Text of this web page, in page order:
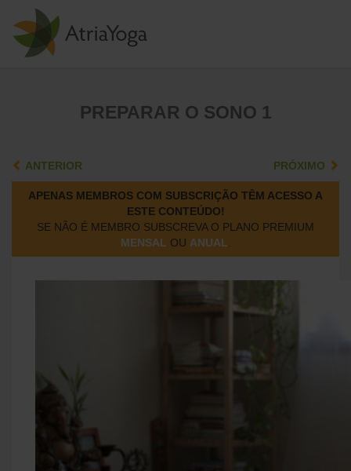
PREPARAR O SONO 1
ANTERIOR PRÓXIMO
APENAS MEMBROS COM SUBSCRIÇÃO TÊM ACESSO A
ESTE CONTEÚDO!
SE NÃO É MEMBRO SUBSCREVA O PLANO PREMIUM
MENSAL OU ANUAL